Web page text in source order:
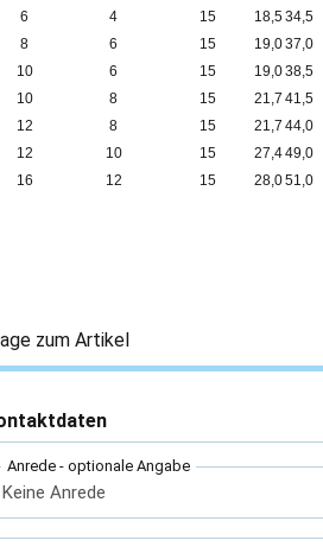
6
4 15 18,534,5
8
6 15 19,037,0
10
6 15 19,038,5
10
8 15 21,7 41,5
12
8 15 21,7 44,0
12
10 15 27,449,0
16
12 15 28,051,0
zum Artikel
Anrede - optionale Angabe